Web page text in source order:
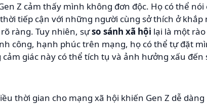
Z cảm thấy mình không đơn độc. Họ có thể
tiếp cận với những người cùng sở thích ở
ràng. Tuy nhiên, sựso sánh xã hội lại là một
công, hạnh phúc trên mạng, họ có thể tự đặt
giác này có thể tích tụ và ảnh hưởng xấu
thời gian cho mạng xã hội khiến Gen Z dễ